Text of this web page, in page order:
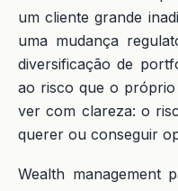
um cliente grande
uma mudança
diversificação de
ao risco que o
ver com clareza: o
querer ou conseguir
Wealth management